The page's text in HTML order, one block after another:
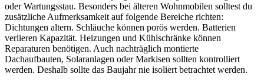
oder Wartungsstau. Besonders bei älteren Wohnmobilen solltest du
zusätzliche Aufmerksamkeit auf folgende Bereiche richten:
Dichtungen altern. Schläuche können porös werden. Batterien
verlieren Kapazität. Heizungen und Kühlschränke können
Reparaturen benötigen. Auch nachträglich montierte
Dachaufbauten, Solaranlagen oder Markisen sollten kontrolliert
werden. Deshalb sollte das Baujahr nie isoliert betrachtet werden.